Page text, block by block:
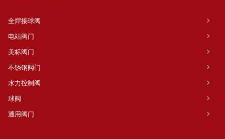
全焊接球阀
电站阀门
美标阀门
不锈钢阀门
水力控制阀
球阀
通用阀门